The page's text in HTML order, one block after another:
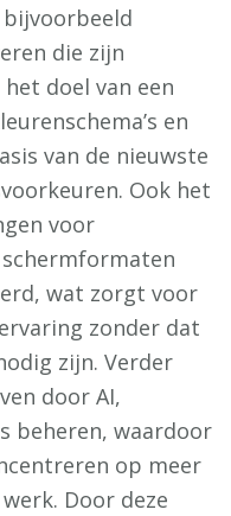
die zijn
doel van een
en
van de nieuwste
Ook het
voor
wat zorgt voor
zonder dat
zijn. Verder
door AI,
beheren, waardoor
op meer
Door deze